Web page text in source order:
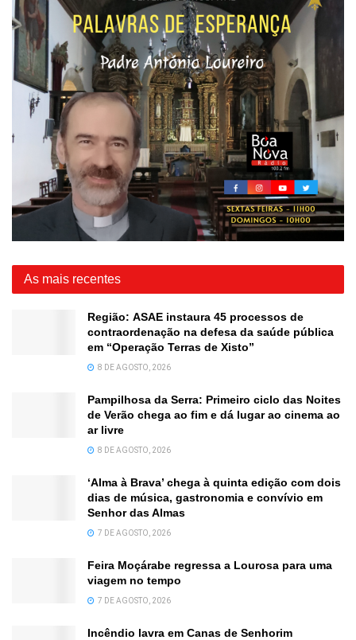
As mais recentes
Região: ASAE instaura 45 processos de
contraordenação na defesa da saúde pública
em “Operação Terras de Xisto”
8 DE AGOSTO, 2026
Pampilhosa da Serra: Primeiro ciclo das Noites
de Verão chega ao fim e dá lugar ao cinema ao
ar livre
8 DE AGOSTO, 2026
‘Alma à Brava’ chega à quinta edição com dois
dias de música, gastronomia e convívio em
Senhor das Almas
7 DE AGOSTO, 2026
Feira Moçárabe regressa a Lourosa para uma
viagem no tempo
7 DE AGOSTO, 2026
Incêndio lavra em Canas de Senhorim